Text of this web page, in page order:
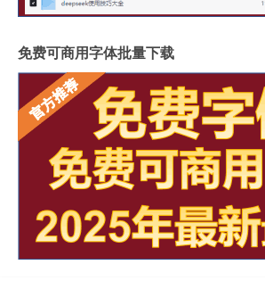
免费可商用字体批量下载